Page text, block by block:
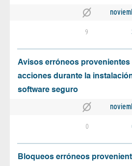
9
Avisos erróneos provenientes
acciones durante la
software seguro
0
Bloqueos erróneos